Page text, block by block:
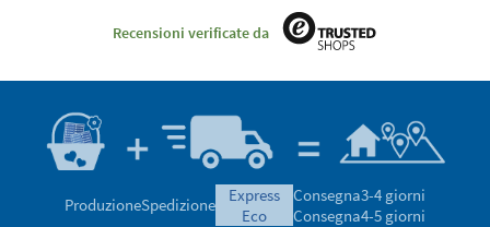
Recensioni verificate da
ProduzioneSpedizione
express
eco
Consegna3-4 giorni
Consegna4-5 giorni